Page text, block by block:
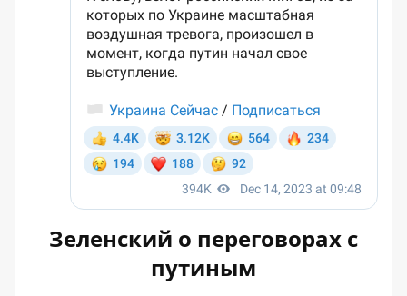
Зеленский о переговорах с
путиным